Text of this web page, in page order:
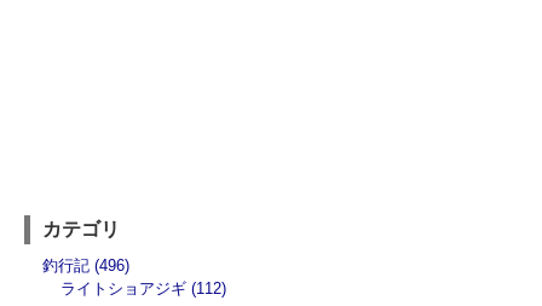
カテゴリ
釣行記 (496)
ライトショアジギ (112)